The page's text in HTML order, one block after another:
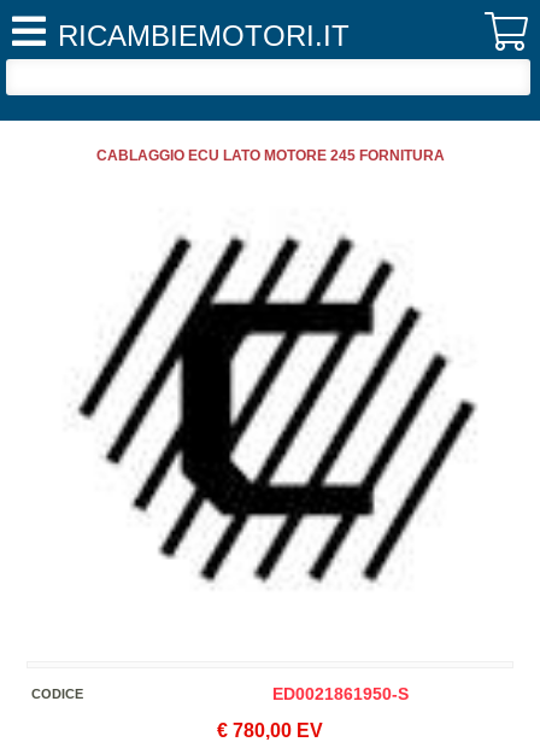
RICAMBIEMOTORI.IT
CABLAGGIO ECU LATO MOTORE 245 FORNITURA
CODICE ED0021861950-S
€ 780,00 EV